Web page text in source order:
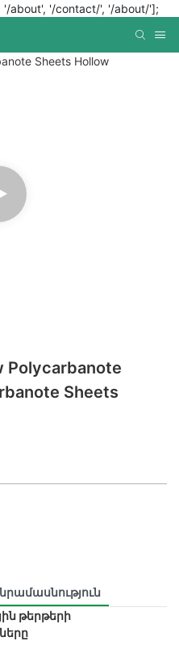
about', '/contact/', '/about/'];
Sheets
թերթերի